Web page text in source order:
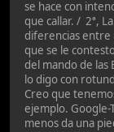
se hace con
que callar. / 2ª,
diferencias entre
que se le
del mando de las
lo digo con
Creo que
ejemplo.
menos da una